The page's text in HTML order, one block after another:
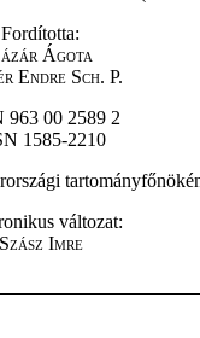
Fordította:
Ágota
Endre Sch. P.
963 00 2589 2
1585-2210
változat:
Szász Imre